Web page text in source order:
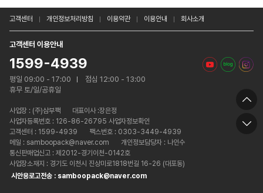
고객센터 개인정보처리방침 이용약관 이용안내 회사소개
고객센터 이용안내
1599-4939
평일 09:00 - 17:00
점심 12:00 - 13:00
휴무 토/일/공휴일
사업장 : (주)삼부팩
대표이사 :장은정
사업자등록번호 : 126-86-26795 사업자정보확인
고객센터 : 1599-4939
팩스번호 : 0303-3449-4939
메일 : samboopack@naver.com
개인정보담당자 : 나인수
통신판매업신고 : 제2012-경기이천-0142호
사업장소재지 : 경기도 이천시 진상미로1818번길 16-26 (대포동)
시안용로고전송 : samboopack@naver.com